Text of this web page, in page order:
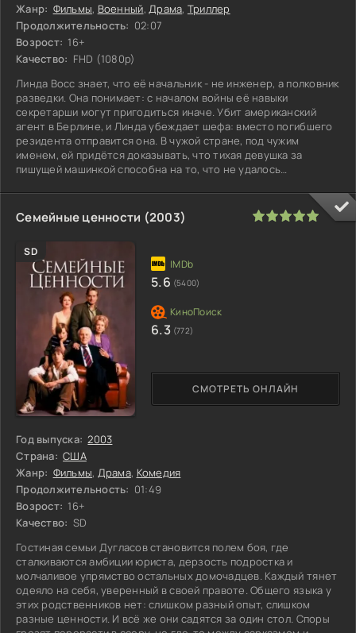
Жанр: Фильмы, Военный,Драма, Триллер
Продолжительность: 02:07
Возрост: 16+
Качество: FHD (1080p)
Линда Восс знает, что её начальник - не инженер, а полковник
разведки. Она понимает: с началом войны её навыки
секретарши могут пригодиться иначе. Убит американский
агент в Берлине, и Линда убеждает шефа: вместо погибшего
резидента отправится она. В чужой стране, под чужим
именем, ей придётся доказывать, что тихая девушка за
пишущей машинкой способна на то, что не удалось
Семейные ценности (2003)
SD
Год выпуска: 2003
Страна: США
Жанр: Фильмы, Драма, Комедия
Продолжительность: 01:49
Возрост: 16+
Качество: SD
Гостиная семьи Дугласов становится полем боя, где
сталкиваются амбиции юриста, дерзость подростка и
молчаливое упрямство остальных домочадцев. Каждый тянет
одеяло на себя, уверенный в своей правоте. Общего языка у
этих родственников нет: слишком разный опыт, слишком
разные ценности. И всё же они садятся за один стол. Споры
СМОТРЕТЬ ОНЛАЙН
5.6 (5400)
6.3 (772)
100 1